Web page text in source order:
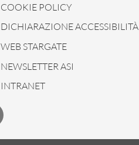
COOKIE POLICY
DICHIARAZIONE ACCESSIBILITÀ
WEB STARGATE
NEWSLETTER ASI
INTRANET